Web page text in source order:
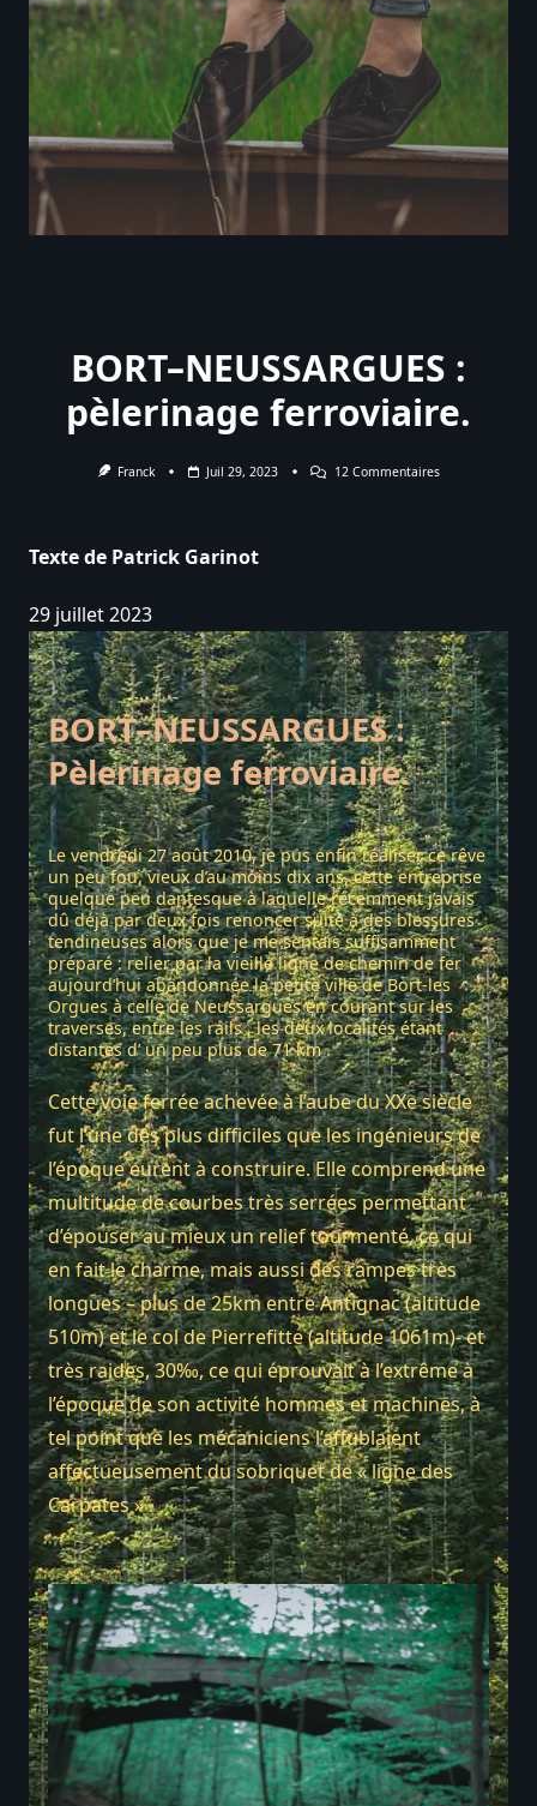
BORT–NEUSSARGUES :
pèlerinage ferroviaire.
Franck Juil 29, 2023 12 CommentairesSur
Texte de Patrick Garinot
29 juillet 2023
BORT–NEUSSARGUES :
Pèlerinage ferroviaire.
Le vendredi 27 août 2010, je pus enfin réaliser ce rêve
un peu fou, vieux d’au moins dix ans, cette entreprise
quelque peu dantesque à laquelle récemment j’avais
dû déjà par deux fois renoncer suite à des blessures
tendineuses alors que je me sentais suffisamment
préparé : relier par la vieille ligne de chemin de fer
aujourd’hui abandonnée la petite ville de Bort-les
Orgues à celle de Neussargues en courant sur les
traverses, entre les rails , les deux localités étant
distantes d’ un peu plus de 71 km .
Cette voie ferrée achevée à l’aube du XXe siècle
fut l’une des plus difficiles que les ingénieurs de
l’époque eurent à construire. Elle comprend une
multitude de courbes très serrées permettant
d’épouser au mieux un relief tourmenté, ce qui
en fait le charme, mais aussi des rampes très
longues – plus de 25km entre Antignac (altitude
510m) et le col de Pierrefitte (altitude 1061m)- et
très raides, 30‰, ce qui éprouvait à l’extrême à
l’époque de son activité hommes et machines, à
tel point que les mécaniciens l’affublaient
affectueusement du sobriquet de « ligne des
Carpates » .